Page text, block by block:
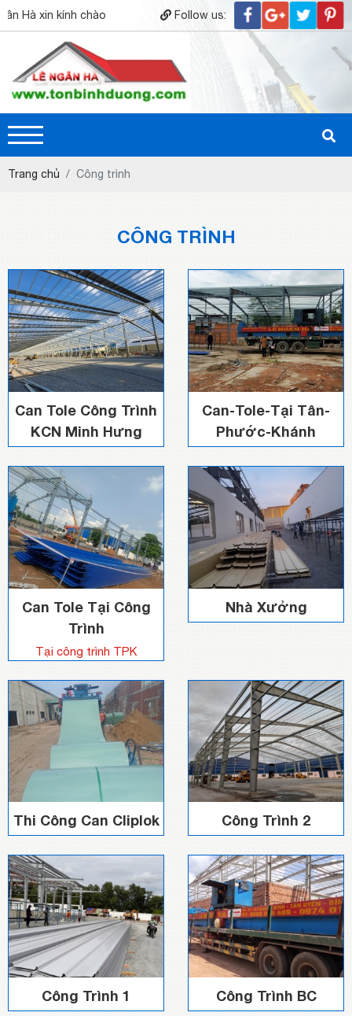
xin kính chào quý khách hàng.! Hân hạnh được phục vụ quý
Follow us:
Trang chủ Công trình
CÔNG TRÌNH
Can Tole Công Trình
KCN Minh Hưng
Can-Tole-Tại Tân-
Phước-Khánh
Can Tole Tại Công
Trình
Tại công trình TPK
Nhà Xưởng
Thi Công Can Cliplok Công Trình 2
Công Trình 1 Công Trình BC